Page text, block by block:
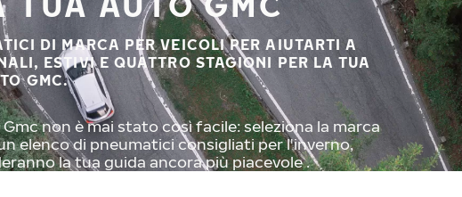
DI MARCA PER VEICOLI PER AIUTARTI A
ESTIVI E QUATTRO STAGIONI PER LA TUA
GMC.
non è mai stato così facile: seleziona la marca
elenco di pneumatici consigliati per l'inverno,
la tua guida ancora più piacevole .